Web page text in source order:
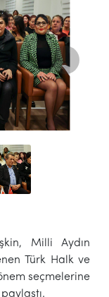
Milli Aydın
Türk Halk ve
seçmelerine